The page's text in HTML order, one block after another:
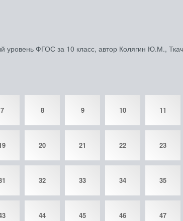
уровень ФГОС за 10 класс, автор Колягин Ю.М.,
7 8 9 10 11
20 21 22 23
32 33 34 35
44 45 46 47